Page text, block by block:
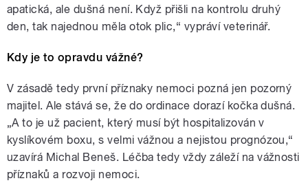
apatická, ale dušná není. Když přišli na kontrolu druhý
den, tak najednou měla otok plic,“ vypráví veterinář.
Kdy je to opravdu vážné?
V zásadě tedy první příznaky nemoci pozná jen pozorný
majitel. Ale stává se, že do ordinace dorazí kočka dušná.
„A to je už pacient, který musí být hospitalizován v
kyslíkovém boxu, s velmi vážnou a nejistou prognózou,“
uzavírá Michal Beneš. Léčba tedy vždy záleží na vážnosti
příznaků a rozvoji nemoci.